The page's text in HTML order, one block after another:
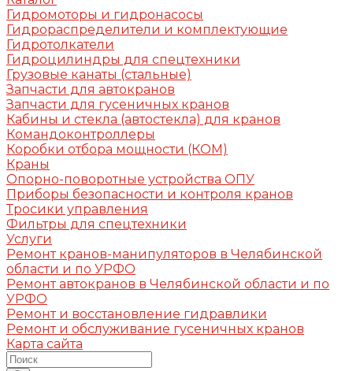
Гидромоторы и гидронасосы
Гидрораспределители и комплектующие
Гидротолкатели
Гидроцилиндры для спецтехники
Грузовые канаты (стальные)
Запчасти для автокранов
Запчасти для гусеничных кранов
Кабины и стекла (автостекла) для кранов
Командоконтроллеры
Коробки отбора мощности (КОМ)
Краны
Опорно-поворотные устройства ОПУ
Приборы безопасности и контроля кранов
Тросики управления
Фильтры для спецтехники
Услуги
Ремонт кранов-манипуляторов в Челябинской
области и по УРФО
Ремонт автокранов в Челябинской области и по
УРФО
Ремонт и восстановление гидравлики
Ремонт и обслуживание гусеничных кранов
Карта сайта